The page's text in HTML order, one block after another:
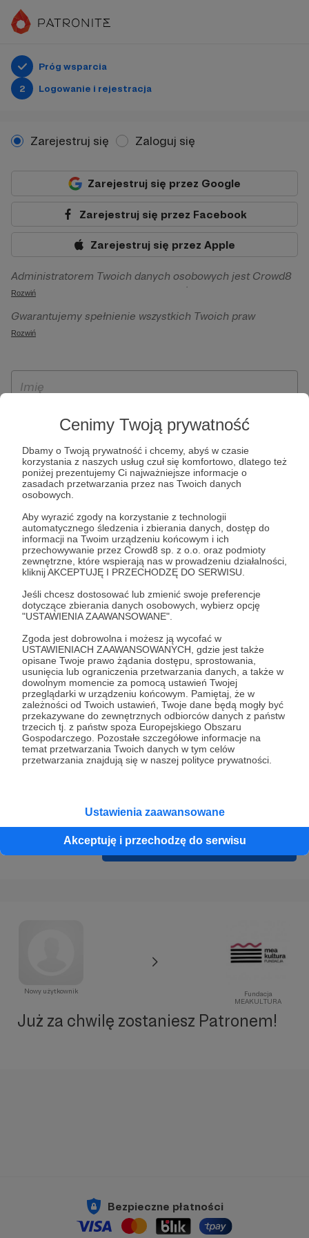
Cenimy Twoją prywatność
Dbamy o Twoją prywatność i chcemy, abyś w czasie
korzystania z naszych usług czuł się komfortowo, dlatego też
poniżej prezentujemy Ci najważniejsze informacje o
zasadach przetwarzania przez nas Twoich danych
osobowych.
Aby wyrazić zgody na korzystanie z technologii
automatycznego śledzenia i zbierania danych, dostęp do
informacji na Twoim urządzeniu końcowym i ich
przechowywanie przez Crowd8 sp. z o.o. oraz podmioty
zewnętrzne, które wspierają nas w prowadzeniu działalności,
kliknij AKCEPTUJĘ I PRZECHODZĘ DO SERWISU.
Jeśli chcesz dostosować lub zmienić swoje preferencje
dotyczące zbierania danych osobowych, wybierz opcję
"USTAWIENIA ZAAWANSOWANE".
Zgoda jest dobrowolna i możesz ją wycofać w
USTAWIENIACH ZAAWANSOWANYCH, gdzie jest także
opisane Twoje prawo żądania dostępu, sprostowania,
usunięcia lub ograniczenia przetwarzania danych, a także w
dowolnym momencie za pomocą ustawień Twojej
przeglądarki w urządzeniu końcowym. Pamiętaj, że w
zależności od Twoich ustawień, Twoje dane będą mogły być
przekazywane do zewnętrznych odbiorców danych z państw
trzecich tj. z państw spoza Europejskiego Obszaru
Gospodarczego. Pozostałe szczegółowe informacje na
temat przetwarzania Twoich danych w tym celów
przetwarzania znajdują się w naszej polityce prywatności.
Ustawienia zaawansowane
Akceptuję i przechodzę do serwisu
Próg wsparcia
2
Logowanie i rejestracja
Zarejestruj się Zaloguj się
Zarejestruj się przez Google
Zarejestruj się przez Facebook
Zarejestruj się przez Apple
Administratorem Twoich danych osobowych jest Crowd8
sp. z o.o. z siedziba w Warszawie, ul. Żwirki i Wigury 16, 02-
092 Warszawa. Twoje dane osobowe będą przetwarzane w
szczególności w celu wykonania umowy zawartej z Tobą, w
Patronite.pl, w tym możliwości dokonywania oraz
otrzymywania wsparcia na naszej platformie oraz
Rozwiń
Gwarantujemy spełnienie wszystkich Twoich praw
wynikających z ogólnego rozporządzenia o ochronie
ich przenoszenia, niepodlegania zautomatyzowanemu
wyrażenia sprzeciwu wobec przetwarzania Twoich danych
osobowych. Rejestracja dla osób niepełnoletnich możliwa
jest po przekazaniu podpisanego formularza "Zgodna na
założenie konta przez osobę niepełnoletnią", formularz
dostępny jest na stronie regulaminu Patronite.pl.
Rozwiń
* Zapoznałem się i akceptujęRegulaminserwisu oraz
Prywatności.
* Wyrażam zgodę na przetwarzanie moich danych
osobowych podanych w formularzu rejestracyjnym w celu
prawidłowego świadczenia usług serwisu Patronite.
Wyrażam zgodę na otrzymywanie drogą elektroniczną
informacji handlowych - newslettera. Opcja ta może zostać
zmieniona w ustawieniach konta.
Cofnij Zarejestruj się i przejdź dalej
Nowy użytkownik
Fundacja
MEAKULTURA
Już za chwilę zostaniesz Patronem!
Bezpieczne płatności